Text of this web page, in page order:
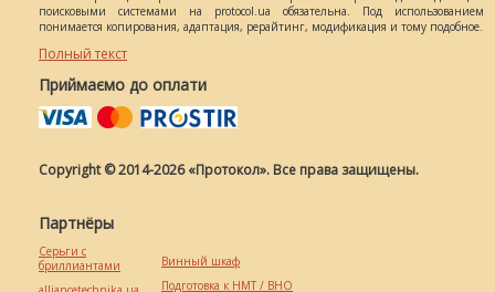
поисковыми системами на protocol.ua обязательна. Под использованием
понимается копирования, адаптация, рерайтинг, модификация и тому подобное.
Полный текст
Приймаємо до оплати
Copyright © 2014-2026 «Протокол». Все права защищены.
Партнёры
Серьги с
бриллиантами
Винный шкаф
Подготовка к НМТ / ВНО